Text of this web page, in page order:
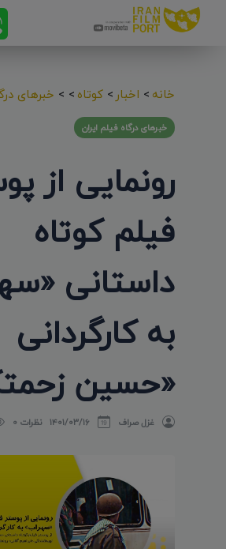
خانه> اخبار> کوتاه>
> خبرهای
خبرهای درگاه فیلم ایران
رونمایی از
فیلم کوتاه
داستانی
به کارگردانی
«حسین
غزل صراف ۱۴۰۱/۰۳/۱۶ نظرات 0